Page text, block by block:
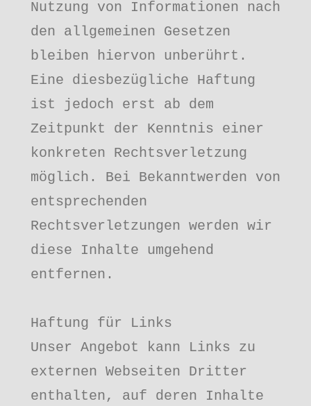
Nutzung von Informationen nach
den allgemeinen Gesetzen
bleiben hiervon unberührt.
Eine diesbezügliche Haftung
ist jedoch erst ab dem
Zeitpunkt der Kenntnis einer
konkreten Rechtsverletzung
möglich. Bei Bekanntwerden von
entsprechenden
Rechtsverletzungen werden wir
diese Inhalte umgehend
entfernen.
Haftung für Links
Unser Angebot kann Links zu
externen Webseiten Dritter
enthalten, auf deren Inhalte